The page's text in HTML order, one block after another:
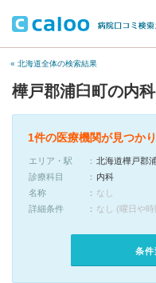
« 北海道全体の検索結果
樺戸郡浦臼町の内
1件の医療機関が見つか
エリア・駅
北海道樺戸郡
診療科目
内科
名称
なし
詳細条件
なし (曜日や
条件